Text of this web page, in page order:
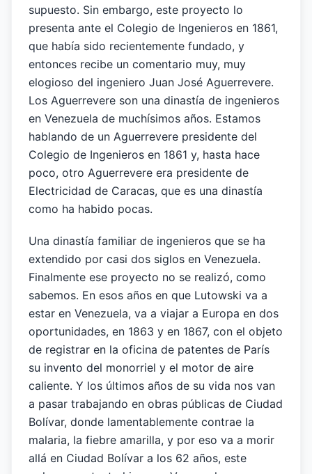
supuesto. Sin embargo, este proyecto lo
presenta ante el Colegio de Ingenieros en 1861,
que había sido recientemente fundado, y
entonces recibe un comentario muy, muy
elogioso del ingeniero Juan José Aguerrevere.
Los Aguerrevere son una dinastía de ingenieros
en Venezuela de muchísimos años. Estamos
hablando de un Aguerrevere presidente del
Colegio de Ingenieros en 1861 y, hasta hace
poco, otro Aguerrevere era presidente de
Electricidad de Caracas, que es una dinastía
como ha habido pocas.
Una dinastía familiar de ingenieros que se ha
extendido por casi dos siglos en Venezuela.
Finalmente ese proyecto no se realizó, como
sabemos. En esos años en que Lutowski va a
estar en Venezuela, va a viajar a Europa en dos
oportunidades, en 1863 y en 1867, con el objeto
de registrar en la oficina de patentes de París
su invento del monorriel y el motor de aire
caliente. Y los últimos años de su vida nos van
a pasar trabajando en obras públicas de Ciudad
Bolívar, donde lamentablemente contrae la
malaria, la fiebre amarilla, y por eso va a morir
allá en Ciudad Bolívar a los 62 años, este